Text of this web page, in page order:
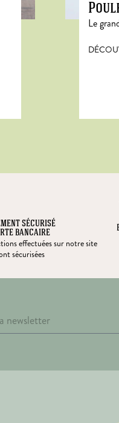
Le
SÉCURISÉ
BANCAIRE
effectuées sur notre site
sécurisées